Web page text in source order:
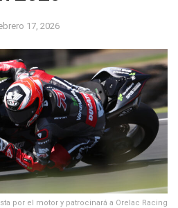
17, 2026
por el motor y patrocinará a Orelac Racing